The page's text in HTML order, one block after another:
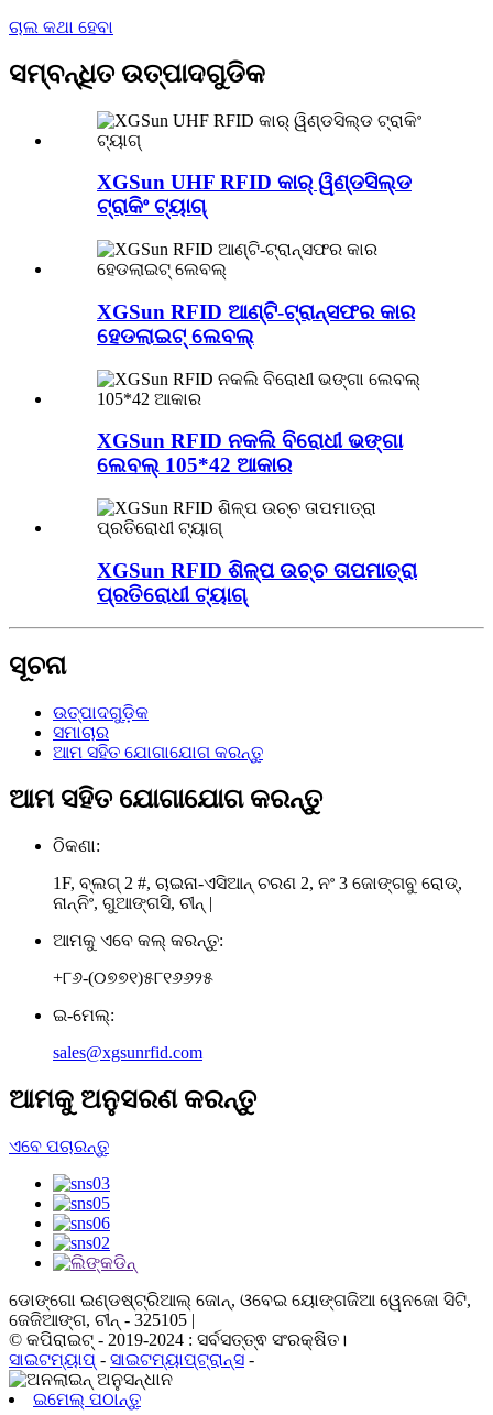
ଚାଲ କଥା ହେବା
ସମ୍ବନ୍ଧିତ ଉତ୍ପାଦଗୁଡିକ
XGSun UHF RFID କାର୍ ୱିଣ୍ଡସିଲ୍ଡ
ଟ୍ରାକିଂ ଟ୍ୟାଗ୍
XGSun RFID ଆଣ୍ଟି-ଟ୍ରାନ୍ସଫର କାର
ହେଡଲାଇଟ୍ ଲେବଲ୍
XGSun RFID ନକଲି ବିରୋଧୀ ଭଙ୍ଗା
ଲେବଲ୍ 105*42 ଆକାର
XGSun RFID ଶିଳ୍ପ ଉଚ୍ଚ ତାପମାତ୍ରା
ପ୍ରତିରୋଧୀ ଟ୍ୟାଗ୍
ସୂଚନା
ଉତ୍ପାଦଗୁଡ଼ିକ
ସମାଚାର
ଆମ ସହିତ ଯୋଗାଯୋଗ କରନ୍ତୁ
ଆମ ସହିତ ଯୋଗାଯୋଗ କରନ୍ତୁ
ଠିକଣା:
1F, ବ୍ଲଗ୍ 2 #, ଚାଇନା-ଏସିଆନ୍ ଚରଣ 2, ନଂ 3 ଜୋଙ୍ଗବୁ ରୋଡ୍,
ନାନ୍ନିଂ, ଗୁଆଙ୍ଗସି, ଚୀନ୍ |
ଆମକୁ ଏବେ କଲ୍ କରନ୍ତୁ:
+୮୬-(୦୭୭୧)୫୮୧୬୬୨୫
ଇ-ମେଲ୍:
sales@xgsunrfid.com
ଆମକୁ ଅନୁସରଣ କରନ୍ତୁ
ଏବେ ପଚାରନ୍ତୁ
ଡୋଙ୍ଗୋ ଇଣ୍ଡଷ୍ଟ୍ରିଆଲ୍ ଜୋନ୍, ଓବେଇ ୟୋଙ୍ଗଜିଆ ୱେନଜୋ ସିଟି,
ଜେଜିଆଙ୍ଗ, ଚୀନ୍ - 325105 |
© କପିରାଇଟ୍ - 2019-2024 : ସର୍ବସତ୍ତ୍ଵ ସଂରକ୍ଷିତ।
ସାଇଟମ୍ୟାପ୍ - ସାଇଟମ୍ୟାପ୍‍ଟ୍ରାନ୍ସ -
ଇମେଲ୍ ପଠାନ୍ତୁ